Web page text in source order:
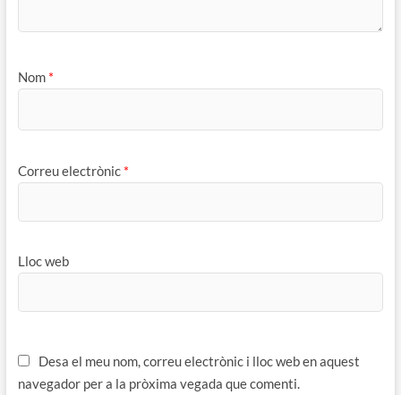
Nom *
Correu electrònic *
Lloc web
Desa el meu nom, correu electrònic i lloc web en aquest
navegador per a la pròxima vegada que comenti.